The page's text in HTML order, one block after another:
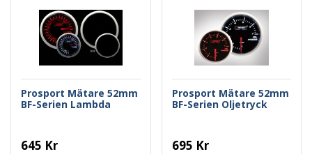
Prosport Mätare 52mm
BF-Serien Lambda
645 Kr
Prosport Mätare 52mm
BF-Serien Oljetryck
695 Kr